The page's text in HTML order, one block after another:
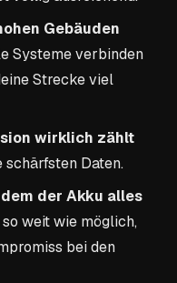
Gebäuden
Systeme verbinden
Strecke viel
wirklich zählt
Daten.
der Akku alles
weit wie möglich,
bei den